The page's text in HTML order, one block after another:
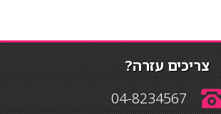
צריכים עזרה?
04-8234567